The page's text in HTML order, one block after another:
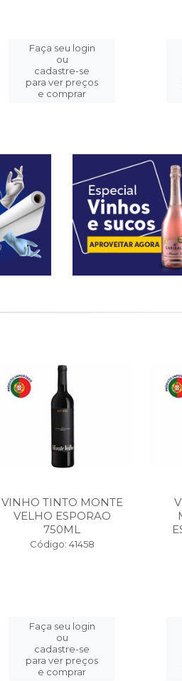
Faça seu login
ou
cadastre-se
para ver preços
e comprar
VINHO TINTO MONTE
VELHO ESPORAO
750ML
Código: 41458
Faça seu login
ou
cadastre-se
para ver preços
e comprar